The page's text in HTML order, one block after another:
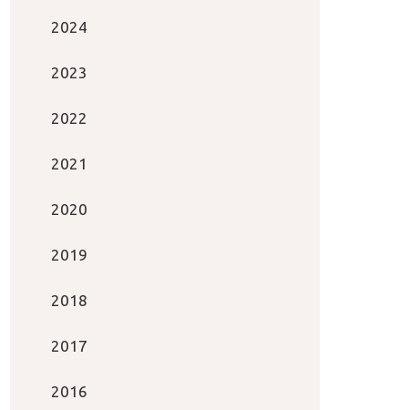
2024
2023
2022
2021
2020
2019
2018
2017
2016